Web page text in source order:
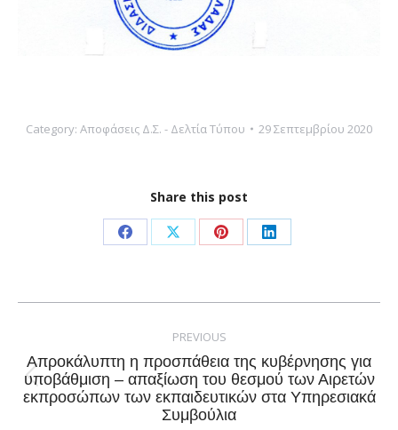
Category: Αποφάσεις Δ.Σ. - Δελτία Τύπου 29 Σεπτεμβρίου 2020
Share this post
Share
Facebook
Share
X
Share
Pinterest
Share
LinkedIn
PREVIOUS
Previous
post:
Απροκάλυπτη η προσπάθεια της κυβέρνησης για
υποβάθμιση – απαξίωση του θεσμού των Αιρετών
εκπροσώπων των εκπαιδευτικών στα Υπηρεσιακά
Συμβούλια